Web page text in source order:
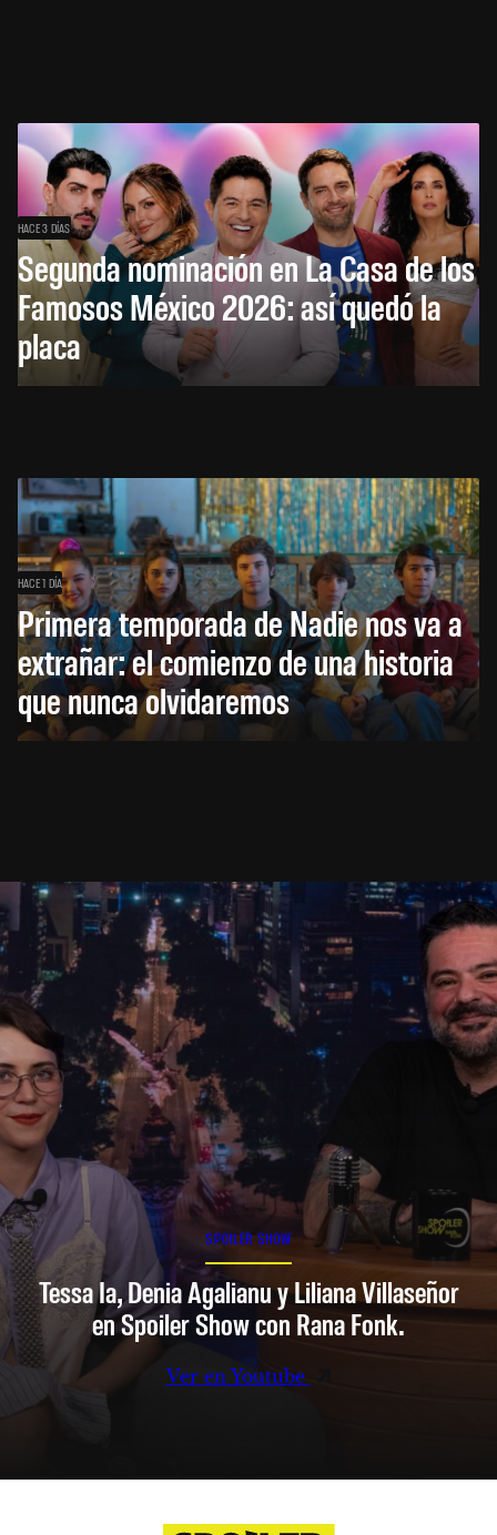
HACE 3 DÍAS
Segunda nominación en La Casa de los
Famosos México 2026: así quedó la
placa
HACE 1 DÍA
Primera temporada de Nadie nos va a
extrañar: el comienzo de una historia
que nunca olvidaremos
SPOILER SHOW
Tessa Ia, Denia Agalianu y Liliana Villaseñor
en Spoiler Show con Rana Fonk.
Ver en Youtube